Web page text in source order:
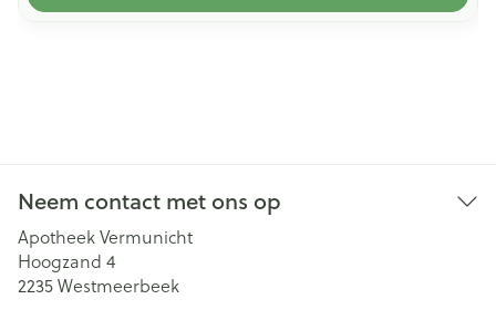
Neem contact met ons op
Apotheek Vermunicht
Hoogzand 4
2235Westmeerbeek